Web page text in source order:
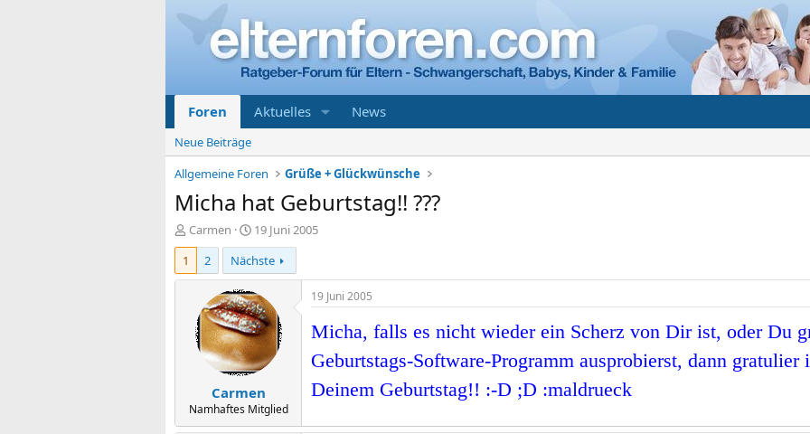
Foren Aktuelles News
Neue Beiträge
Allgemeine Foren
Grüße + Glückwünsche
Micha hat Geburtstag!! ???
E
r
t
Carmen
E
r
s
t
e
l
l
t
a
m
19 Juni 2005
1
2 Nächste
Carmen
Namhaftes Mitglied
19 Juni 2005
Micha, falls es nicht wieder ein Scherz von Dir ist, oder Du
Geburtstags-Software-Programm ausprobierst, dann
Deinem Geburtstag!! :-D ;D :maldrueck